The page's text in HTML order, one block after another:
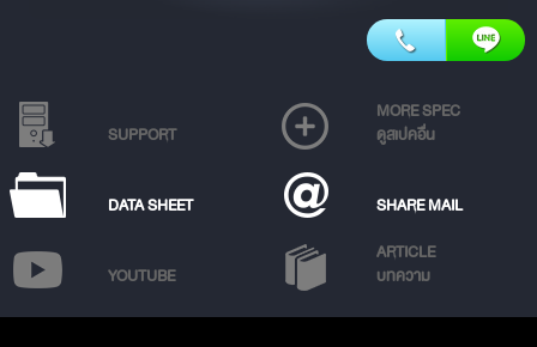
SUPPORT
MORE SPEC
ดูสเปคอื่น
DATA SHEET SHARE MAIL
YOUTUBE
ARTICLE
บทความ